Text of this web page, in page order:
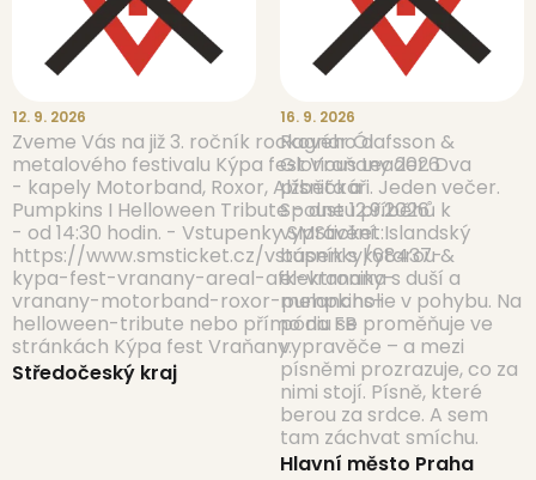
12. 9. 2026
Zveme Vás na již 3. ročník rockového a
metalového festivalu Kýpa fest Vraňany 2026
- kapely Motorband, Roxor, Alžběta a
Pumpkins I Helloween Tribute - dne 12.9.2026
- od 14:30 hodin. - Vstupenky SMSticket:
https://www.smsticket.cz/vstupenky/68437-
kypa-fest-vranany-areal-afk-vranany-
vranany-motorband-roxor-pumpkins-
helloween-tribute nebo přímo na FB
stránkách Kýpa fest Vraňany.
Středočeský kraj
16. 9. 2026
Ragnar Ólafsson &
Glorious Leader. Dva
písničkáři. Jeden večer.
Spoustu příběhů k
vyprávění. Islandský
básník s kytarou &
elektronika s duší a
melancholie v pohybu. Na
pódiu se proměňuje ve
vypravěče – a mezi
písněmi prozrazuje, co za
nimi stojí. Písně, které
berou za srdce. A sem
tam záchvat smíchu.
Hlavní město Praha